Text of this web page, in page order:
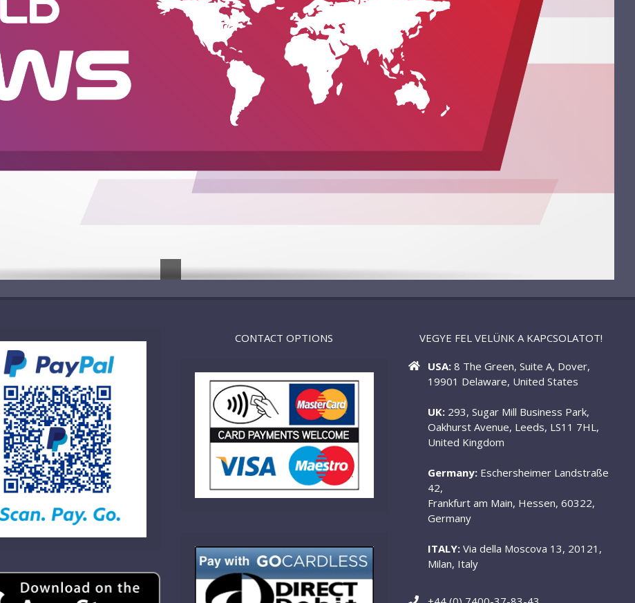
CONTACT OPTIONS VEGYE FEL VELÜNK A KAPCSOLATOT!
USA: 8 The Green, Suite A, Dover,
19901 Delaware, United States
UK: 293, Sugar Mill Business Park,
Oakhurst Avenue, Leeds, LS11 7HL,
United Kingdom
Germany: Eschersheimer Landstraße
42,
Frankfurt am Main, Hessen, 60322,
Germany
ITALY: Via della Moscova 13, 20121,
Milan, Italy